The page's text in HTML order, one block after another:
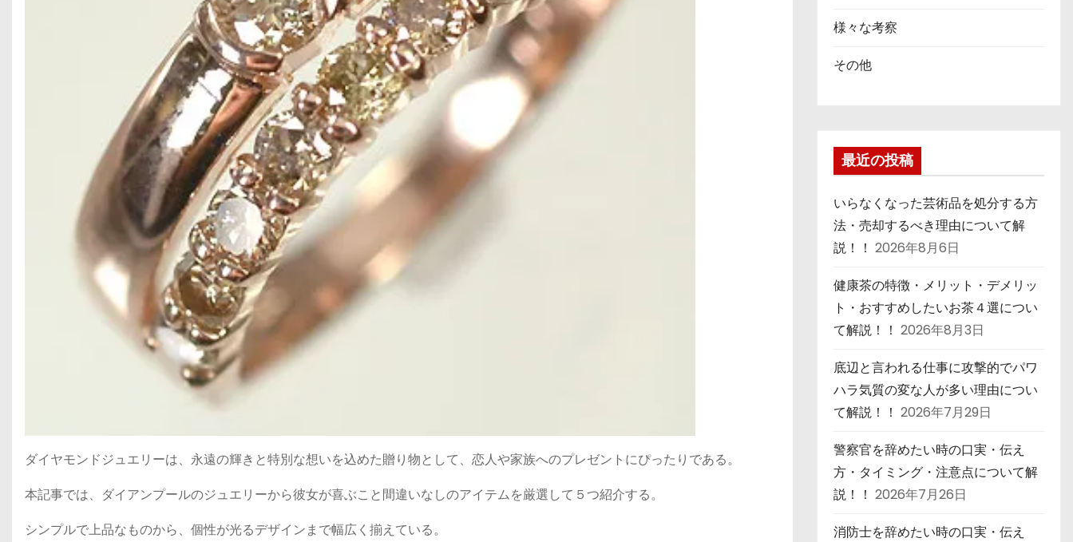
ダイヤモンドジュエリーは、永遠の輝きと特別な想いを込めた贈り物として、恋人や家族へのプレゼントにぴったりである。
本記事では、ダイアンプールのジュエリーから彼女が喜ぶこと間違いなしのアイテムを厳選して５つ紹介する。
シンプルで上品なものから、個性が光るデザインまで幅広く揃えている。
様々な考察
その他
最近の投稿
いらなくなった芸術品を処分する方
法・売却するべき理由について解
説！！ 2026年8月6日
健康茶の特徴・メリット・デメリッ
ト・おすすめしたいお茶４選につい
て解説！！ 2026年8月3日
底辺と言われる仕事に攻撃的でパワ
ハラ気質の変な人が多い理由につい
て解説！！ 2026年7月29日
警察官を辞めたい時の口実・伝え
方・タイミング・注意点について解
説！！ 2026年7月26日
消防士を辞めたい時の口実・伝え